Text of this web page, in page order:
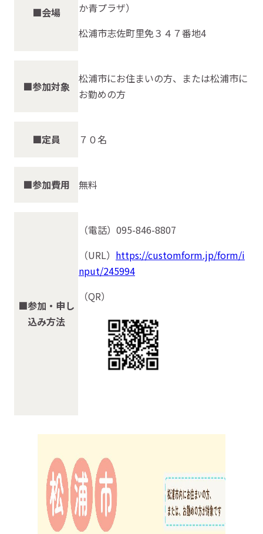
■会場
か青プラザ）
松浦市志佐町里免３４７番地4
■参加対象
松浦市にお住まいの方、または松浦市に
お勤めの方
■定員 ７０名
■参加費用 無料
■参加・申し
込み方法
（電話）095-846-8807
（URL） https://customform.jp/form/i
nput/245994
（QR）